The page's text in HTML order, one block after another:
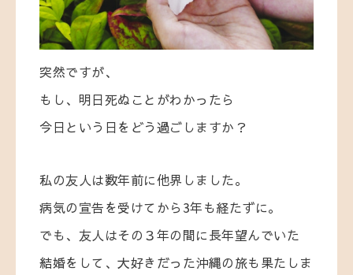
突然ですが、
もし、明日死ぬことがわかったら
今日という日をどう過ごしますか？
私の友人は数年前に他界しました。
病気の宣告を受けてから3年も経たずに。
でも、友人はその３年の間に長年望んでいた
結婚をして、大好きだった沖縄の旅も果たしま